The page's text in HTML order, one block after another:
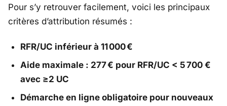
Pour s’y retrouver facilement, voici les principaux
critères d’attribution résumés :
RFR/UC inférieur à 11 000 €
Aide maximale : 277 € pour RFR/UC < 5 700 €
avec ≥2 UC
Démarche en ligne obligatoire pour nouveaux